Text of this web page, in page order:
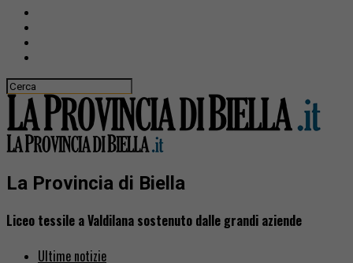
La Provincia di Biella
Liceo tessile a Valdilana sostenuto dalle grandi aziende
Ultime notizie